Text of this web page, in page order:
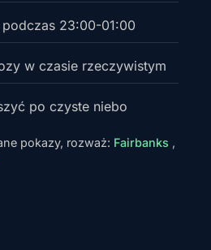
23:00-01:00
w czasie rzeczywistym
po czyste niebo
pokazy, rozważ: Fairbanks ,